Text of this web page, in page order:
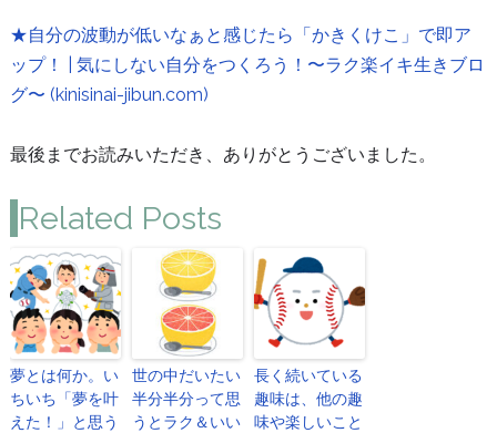
★自分の波動が低いなぁと感じたら「かきくけこ」で即ア
ップ！ | 気にしない自分をつくろう！〜ラク楽イキ生きブロ
グ〜 (kinisinai-jibun.com)
最後までお読みいただき、ありがとうございました。
Related Posts
夢とは何か。い
ちいち「夢を叶
えた！」と思う
世の中だいたい
半分半分って思
うとラク＆いい
長く続いている
趣味は、他の趣
味や楽しいこと